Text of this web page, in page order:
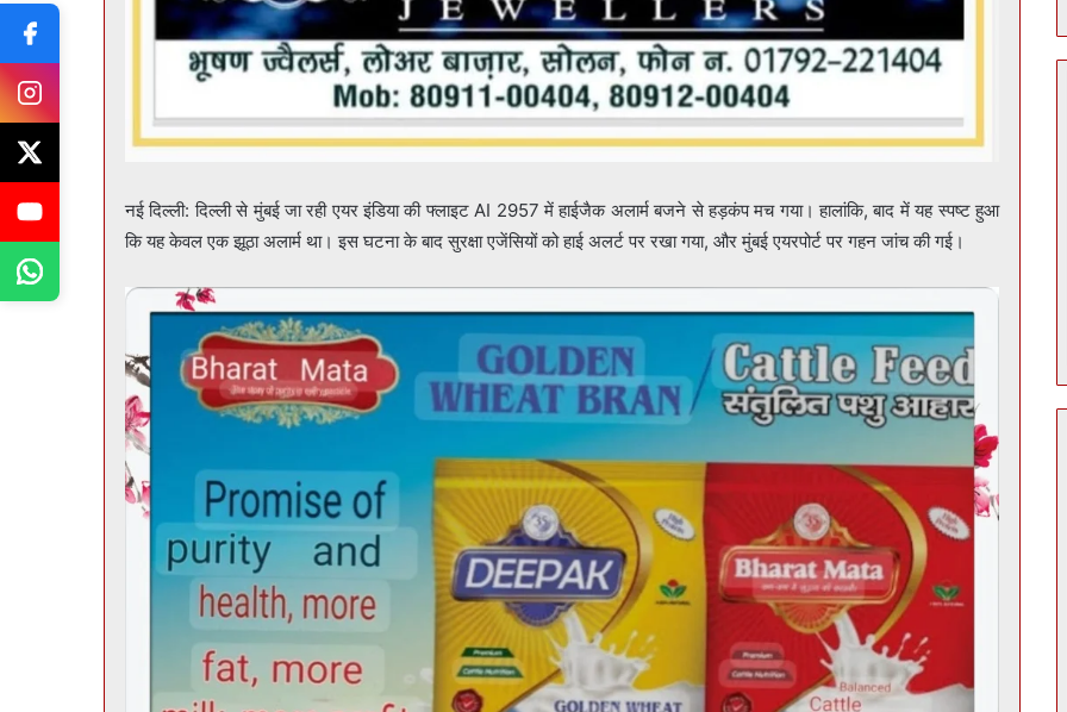
नई दिल्ली: दिल्ली से मुंबई जा रही एयर इंडिया की फ्लाइट AI 2957 में हाईजैक अलार्म बजने से हड़कंप मच गया। हालांकि, बाद में यह स्पष्ट हुआ
कि यह केवल एक झूठा अलार्म था। इस घटना के बाद सुरक्षा एजेंसियों को हाई अलर्ट पर रखा गया, और मुंबई एयरपोर्ट पर गहन जांच की गई।